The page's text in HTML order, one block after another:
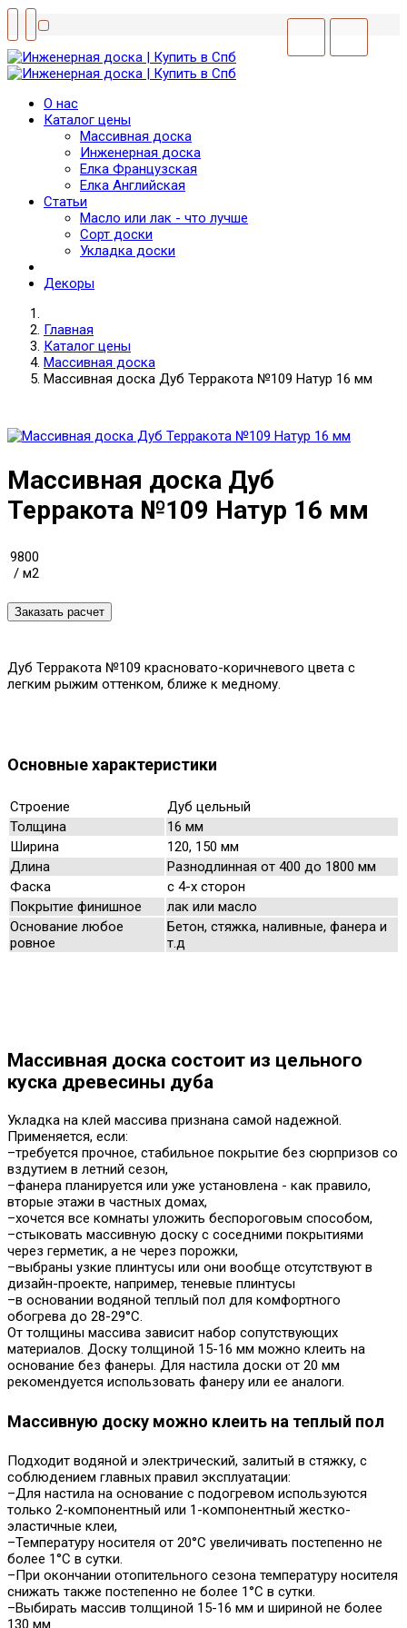
О нас
Каталог цены
Массивная доска
Инженерная доска
Елка Французская
Елка Английская
Статьи
Масло или лак - что лучше
Сорт доски
Укладка доски
Декоры
Главная
Каталог цены
Массивная доска
Массивная доска Дуб Терракота №109 Натур 16 мм
Массивная доска Дуб
Терракота №109 Натур 16 мм
9800
/ м2
Дуб Терракота №109 красновато-коричневого цвета с
легким рыжим оттенком, ближе к медному.
Основные характеристики
Строение
Дуб цельный
Толщина
16 мм
Ширина
120, 150 мм
Длина
Разнодлинная от 400 до 1800 мм
Фаска
с 4-х сторон
Покрытие финишное
лак или масло
Основание любое
ровное
Бетон, стяжка, наливные, фанера и
т.д
Массивная доска состоит из цельного
куска древесины дуба
Укладка на клей массива признана самой надежной.
Применяется, если:
–требуется прочное, стабильное покрытие без сюрпризов со
вздутием в летний сезон,
–фанера планируется или уже установлена - как правило,
вторые этажи в частных домах,
–хочется все комнаты уложить беспороговым способом,
–стыковать массивную доску с соседними покрытиями
через герметик, а не через порожки,
–выбраны узкие плинтусы или они вообще отсутствуют в
дизайн-проекте, например, теневые плинтусы
–в основании водяной теплый пол для комфортного
обогрева до 28-29°С.
От толщины массива зависит набор сопутствующих
материалов. Доску толщиной 15-16 мм можно клеить на
основание без фанеры. Для настила доски от 20 мм
рекомендуется использовать фанеру или ее аналоги.
Массивную доску можно клеить на теплый пол
Подходит водяной и электрический, залитый в стяжку, с
соблюдением главных правил эксплуатации:
–Для настила на основание с подогревом используются
только 2-компонентный или 1-компонентный жестко-
эластичные клеи,
–Температуру носителя от 20°С увеличивать постепенно не
более 1°С в сутки.
–При окончании отопительного сезона температуру носителя
снижать также постепенно не более 1°С в сутки.
–Выбирать массив толщиной 15-16 мм и шириной не более
130 мм.